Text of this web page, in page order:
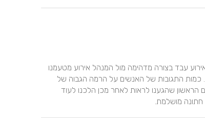
חתונה מושלמת.